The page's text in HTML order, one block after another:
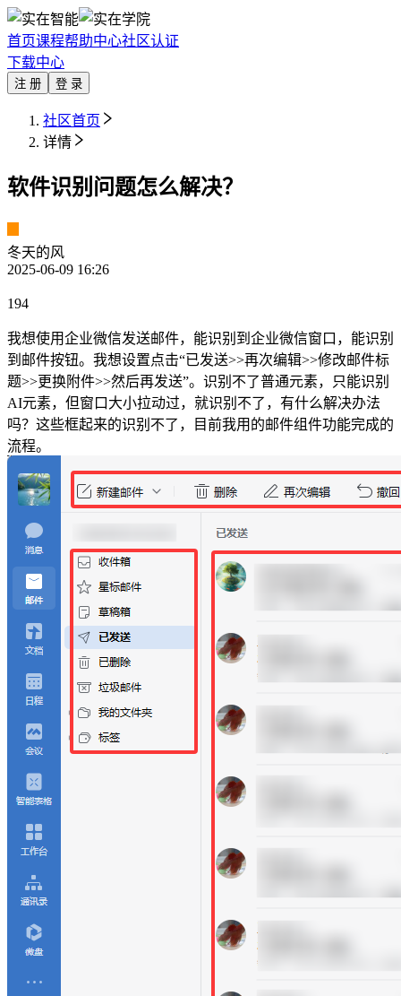
首页课程帮助中心社区认证
下载中心
注 册 登 录
社区首页
详情
软件识别问题怎么解决？
冬天的风
2025-06-09 16:26
194
我想使用企业微信发送邮件，能识别到企业微信窗口，能识别
到邮件按钮。我想设置点击“已发送>>再次编辑>>修改邮件标
题>>更换附件>>然后再发送”。识别不了普通元素，只能识别
AI元素，但窗口大小拉动过，就识别不了，有什么解决办法
吗？这些框起来的识别不了，目前我用的邮件组件功能完成的
流程。